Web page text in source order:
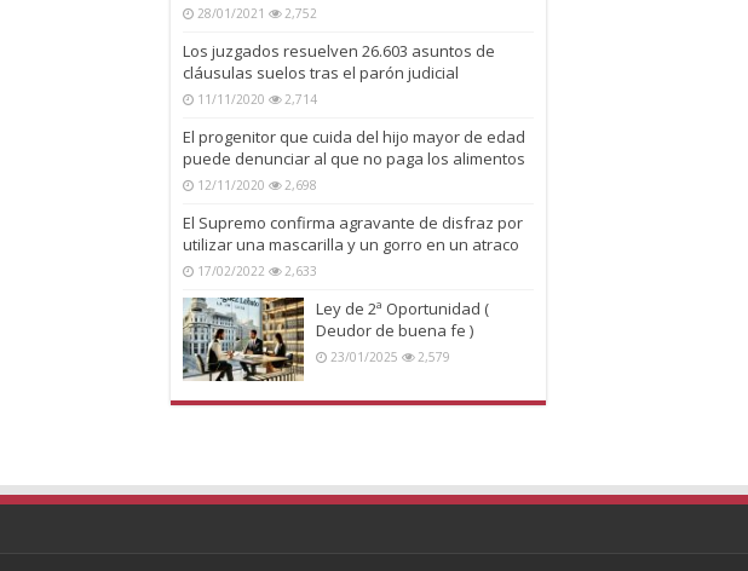
28/01/2021 2,752
Los juzgados resuelven 26.603 asuntos de
cláusulas suelos tras el parón judicial
11/11/2020 2,714
El progenitor que cuida del hijo mayor de edad
puede denunciar al que no paga los alimentos
12/11/2020 2,698
El Supremo confirma agravante de disfraz por
utilizar una mascarilla y un gorro en un atraco
17/02/2022 2,633
Ley de 2ª Oportunidad (
Deudor de buena fe )
23/01/2025 2,579